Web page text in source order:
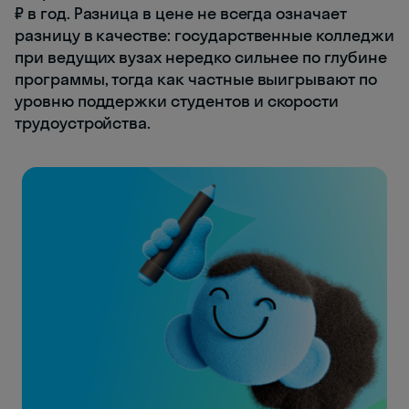
₽ в год. Разница в цене не всегда означает
разницу в качестве: государственные колледжи
при ведущих вузах нередко сильнее по глубине
программы, тогда как частные выигрывают по
уровню поддержки студентов и скорости
трудоустройства.